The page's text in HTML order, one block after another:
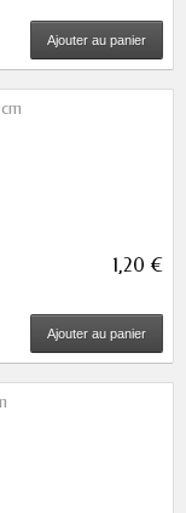
Ajouter au panier
1,20 €
Ajouter au panier